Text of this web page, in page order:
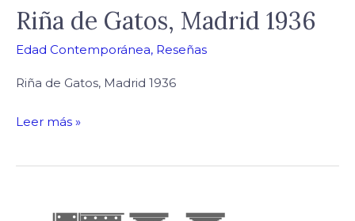
Riña de Gatos, Madrid 1936
Edad Contemporánea, Reseñas
Riña de Gatos, Madrid 1936
Leer más »